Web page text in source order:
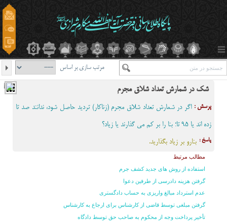
مرتب سازی بر اساس
شک در شمارش تعداد شلاق مجرم
پرسش : اگر در شمارش تعداد شلاق مجرم (زناکار) تردید حاصل شود، ندانند صد تا
زده اند یا 95 تا؛ بنا را بر کم می گذارند یا زیاد؟
پاسخ : بنارو بر زیاد بگذارید.
مطالب مرتبط
استفاده از روش های جدید کشف جرم
گرفتن هزینه دادرسی از طرفین دعوا
عدم استرداد مبالغ واریزی به حساب دادگستری
گرفتن مبلغی توسط قاضی از کارشناس برای ارجاع به کارشناس
تأخیر پرداخت وجه از محکوم به صاحب حق توسط دادگاه